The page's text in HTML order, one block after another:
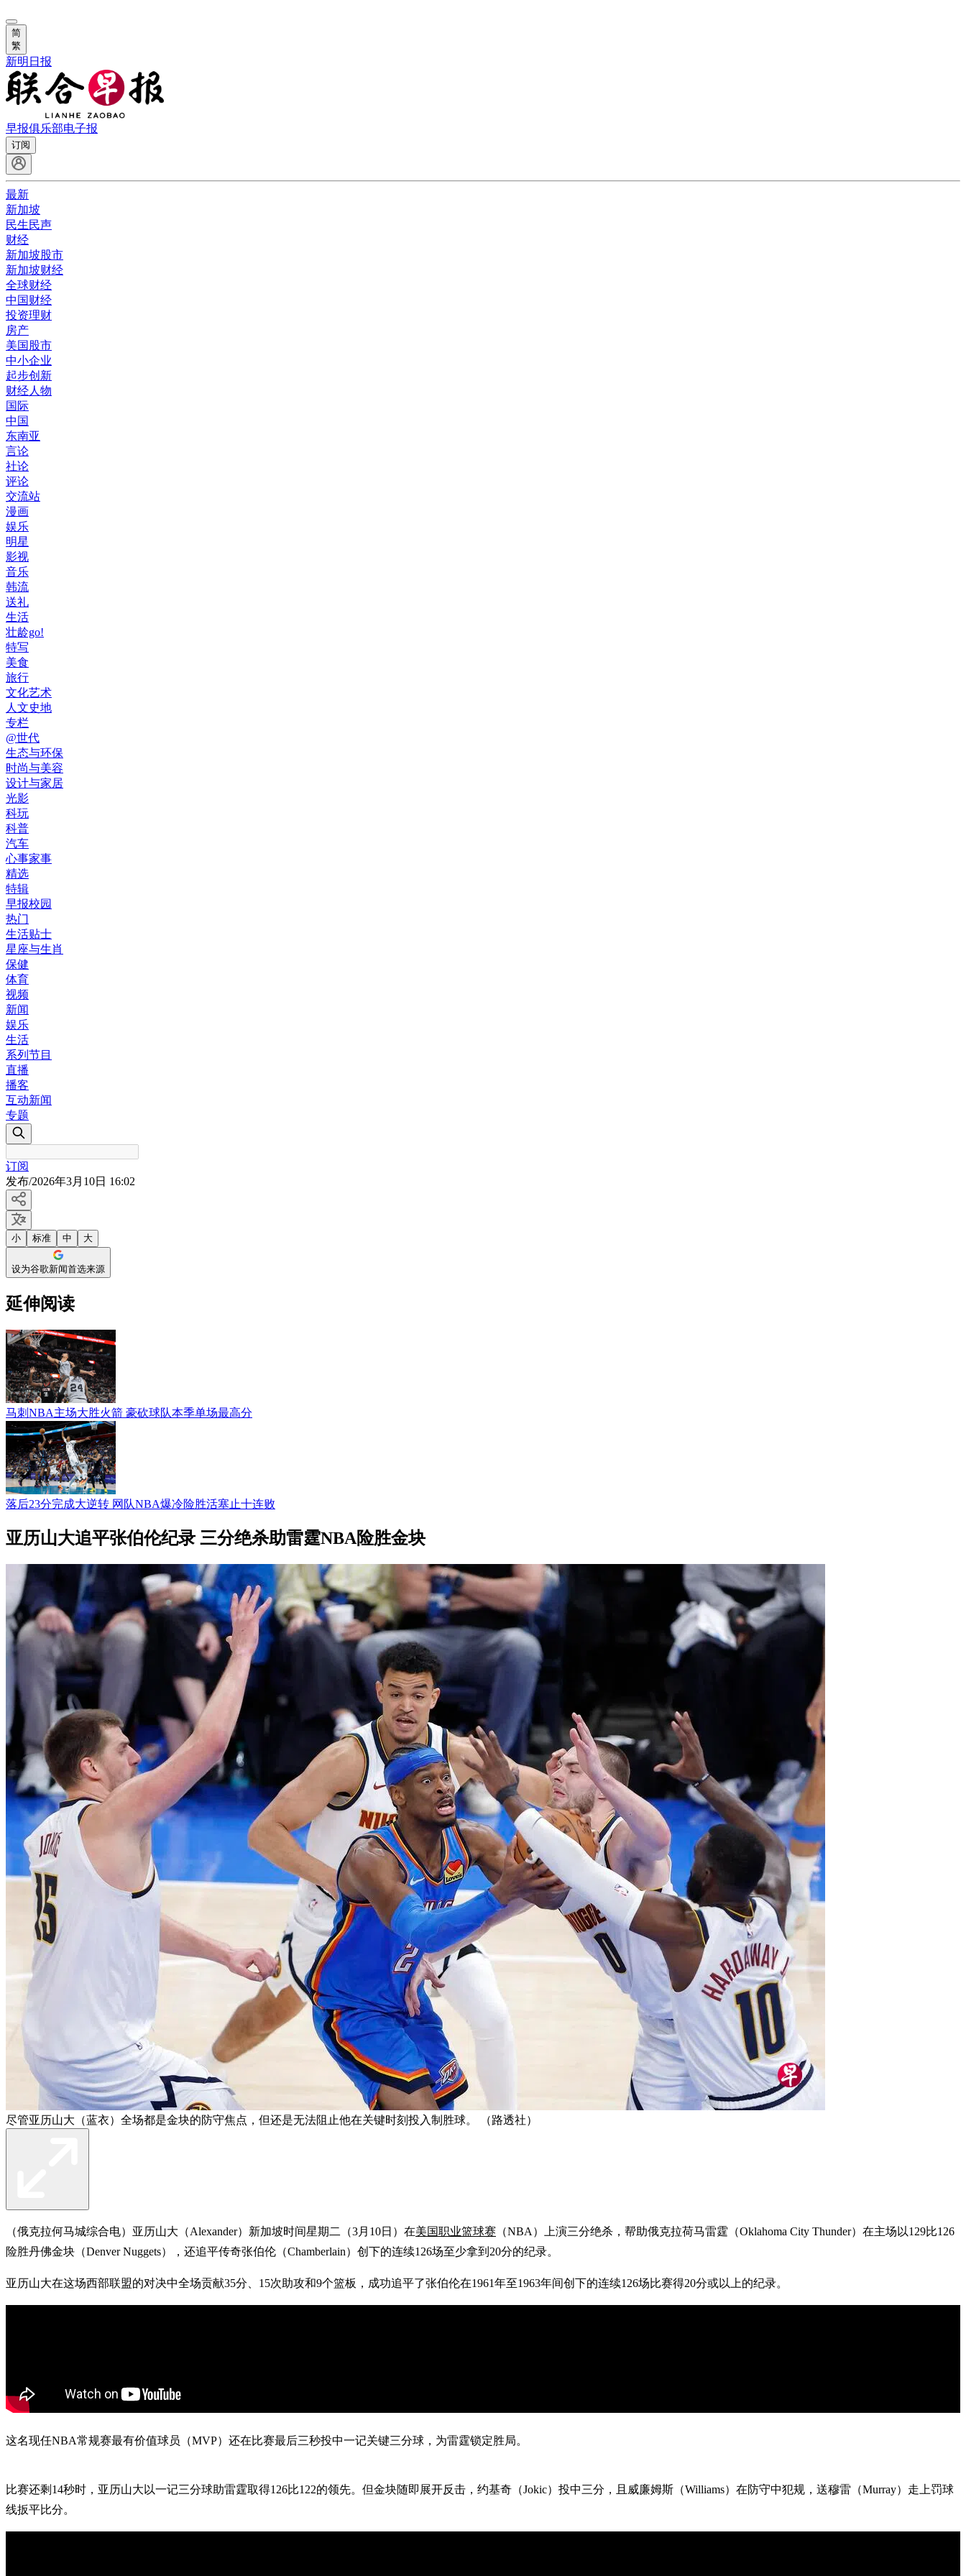
简
繁
新明日报
早报俱乐部电子报
订阅
最新
新加坡
民生民声
财经
新加坡股市
新加坡财经
全球财经
中国财经
投资理财
房产
美国股市
中小企业
起步创新
财经人物
国际
中国
东南亚
言论
社论
评论
交流站
漫画
娱乐
明星
影视
音乐
韩流
送礼
生活
壮龄go!
特写
美食
旅行
文化艺术
人文史地
专栏
@世代
生态与环保
时尚与美容
设计与家居
光影
科玩
科普
汽车
心事家事
精选
特辑
早报校园
热门
生活贴士
星座与生肖
保健
体育
视频
新闻
娱乐
生活
系列节目
直播
播客
互动新闻
专题
订阅
发布/2026年3月10日 16:02
小 标准 中 大
设为谷歌新闻首选来源
延伸阅读
马刺NBA主场大胜火箭 豪砍球队本季单场最高分
落后23分完成大逆转 网队NBA爆冷险胜活塞止十连败
亚历山大追平张伯伦纪录 三分绝杀助雷霆NBA险胜金块
尽管亚历山大（蓝衣）全场都是金块的防守焦点，但还是无法阻止他在关键时刻投入制胜球。 （路透社）
（俄克拉何马城综合电）亚历山大（Alexander）新加坡时间星期二（3月10日）在美国职业篮球赛 （NBA）上演三分绝杀，帮助俄克拉荷马雷霆（Oklahoma City Thunder）在主场以129比126
险胜丹佛金块（Denver Nuggets），还追平传奇张伯伦（Chamberlain）创下的连续126场至少拿到20分的纪录。
亚历山大在这场西部联盟的对决中全场贡献35分、15次助攻和9个篮板，成功追平了张伯伦在1961年至1963年间创下的连续126场比赛得20分或以上的纪录。
这名现任NBA常规赛最有价值球员（MVP）还在比赛最后三秒投中一记关键三分球，为雷霆锁定胜局。
比赛还剩14秒时，亚历山大以一记三分球助雷霆取得126比122的领先。但金块随即展开反击，约基奇（Jokic）投中三分，且威廉姆斯（Williams）在防守中犯规，送穆雷（Murray）走上罚球
线扳平比分。